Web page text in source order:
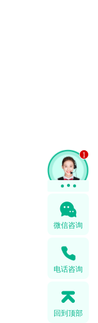
1
微信咨询
电话咨询
回到顶部